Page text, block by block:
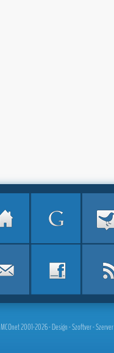
MCOnet 2001-2026 - Design - Szoftver - Szerver